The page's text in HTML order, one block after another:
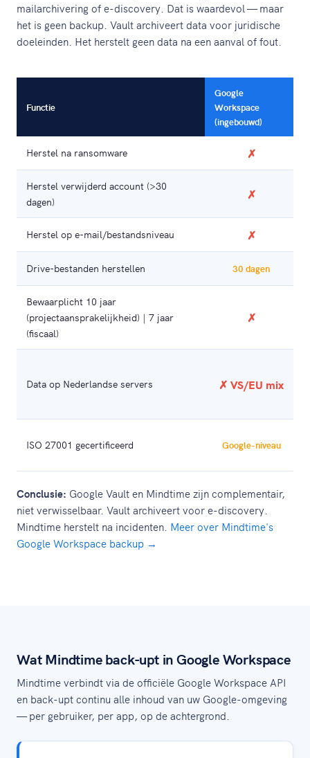
mailarchivering of e-discovery. Dat is waardevol — maar
het is geen backup. Vault archiveert data voor juridische
doeleinden. Het herstelt geen data na een aanval of fout.
Functie
Google
Workspace
(ingebouwd)
Herstel na ransomware ✗
Herstel verwijderd account (>30
dagen)
✗
Herstel op e-mail/bestandsniveau ✗
Drive-bestanden herstellen 30 dagen
Bewaarplicht 10 jaar
(projectaansprakelijkheid) | 7 jaar
(fiscaal)
✗
Data op Nederlandse servers ✗ VS/EU mix
ISO 27001 gecertificeerd Google-niveau
Conclusie: Google Vault en Mindtime zijn complementair,
niet verwisselbaar. Vault archiveert voor e-discovery.
Mindtime herstelt na incidenten. Meer over Mindtime's
Google Workspace backup →
Wat Mindtime back-upt in Google Workspace
Mindtime verbindt via de officiële Google Workspace API
en back-upt continu alle inhoud van uw Google-omgeving
— per gebruiker, per app, op de achtergrond.